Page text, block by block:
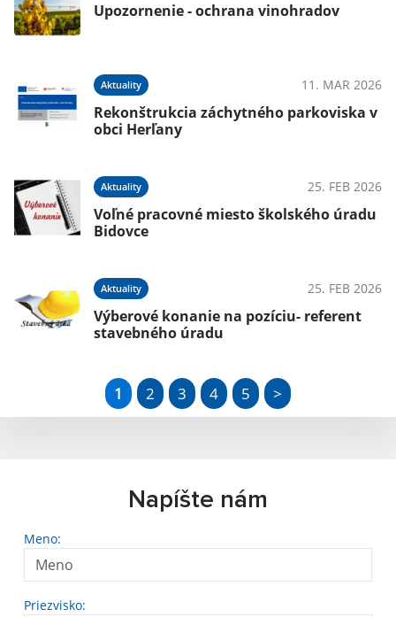
Upozornenie - ochrana vinohradov
Aktuality 11. MAR 2026
Rekonštrukcia záchytného parkoviska v
obci Herľany
Aktuality 25. FEB 2026
Voľné pracovné miesto školského úradu
Bidovce
Aktuality 25. FEB 2026
Výberové konanie na pozíciu- referent
stavebného úradu
1 2 3 4 5 >
Napíšte nám
Meno:
Priezvisko: